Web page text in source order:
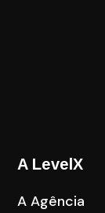
A LevelX
A Agência